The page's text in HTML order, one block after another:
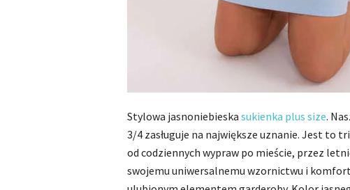
Stylowa jasnoniebieska sukienka plus size.
3/4 zasługuje na największe uznanie. Jest to
od codziennych wypraw po mieście, przez
swojemu uniwersalnemu wzornictwu i